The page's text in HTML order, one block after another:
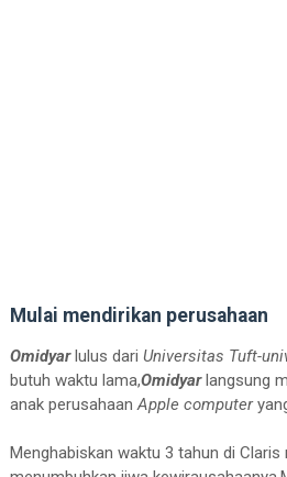
Mulai mendirikan perusahaan
Omidyarlulus dari Universitas Tuft-
butuh waktu lama,Omidyarlangsung
anak perusahaan Apple computer
Menghabiskan waktu 3 tahun di